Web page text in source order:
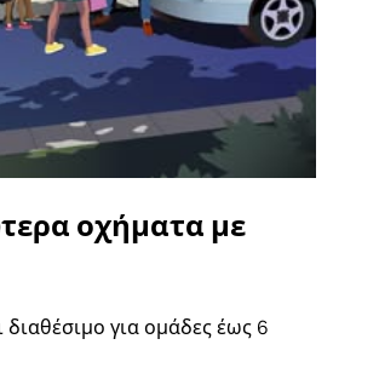
οχήματα με
διαθέσιμο για ομάδες έως 6